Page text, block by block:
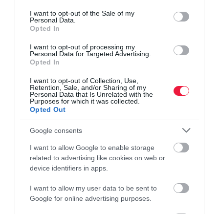
consent section.
I want to opt-out of the Sale of my
Personal Data.
Opted In
I want to opt-out of processing my
Personal Data for Targeted Advertising.
Opted In
I want to opt-out of Collection, Use,
Retention, Sale, and/or Sharing of my
Personal Data that Is Unrelated with the
Purposes for which it was collected.
Opted Out
Google consents
I want to allow Google to enable storage
related to advertising like cookies on web or
device identifiers in apps.
I want to allow my user data to be sent to
Google for online advertising purposes.